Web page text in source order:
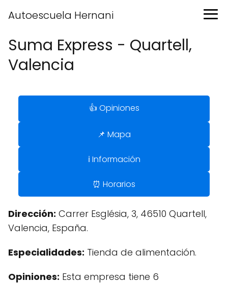
Autoescuela Hernani
Suma Express - Quartell,
Valencia
👍 Opiniones
📌 Mapa
ℹ️ Información
⏰ Horarios
Dirección: Carrer Església, 3, 46510 Quartell,
Valencia, España.
Especialidades: Tienda de alimentación.
Opiniones: Esta empresa tiene 6